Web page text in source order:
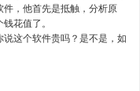
，他首先是抵触，分析原
花值了。
说这个软件贵吗？是不是，如